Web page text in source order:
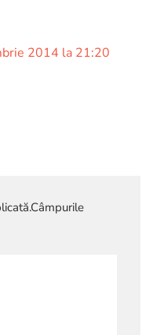
2014 la 21:20
Câmpurile